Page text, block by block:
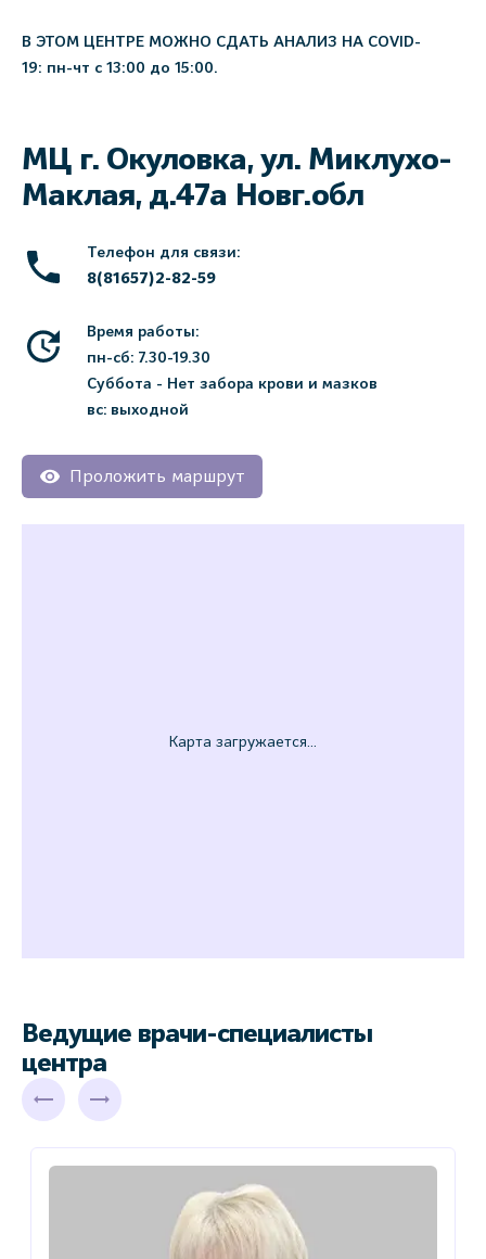
В ЭТОМ ЦЕНТРЕ МОЖНО СДАТЬ АНАЛИЗ НА COVID-
19: пн-чт с 13:00 до 15:00.
МЦ г. Окуловка, ул. Миклухо-
Маклая, д.47а Новг.обл
Телефон для связи:
8(81657)2-82-59
Время работы:
пн-сб: 7.30-19.30
Суббота - Нет забора крови и мазков
вс: выходной
Проложить маршрут
Ведущие врачи-специалисты
центра